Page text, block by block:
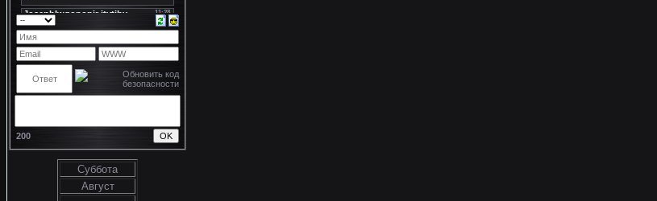
200
Суббота
Август